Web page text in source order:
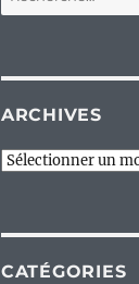
pour :
ARCHIVES
Archives
CATÉGORIES